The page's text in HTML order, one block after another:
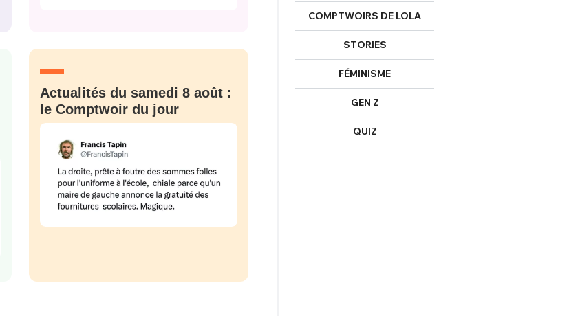
Actualités du samedi 8 août :
le Comptwoir du jour
COMPTWOIRS DE LOLA
STORIES
FÉMINISME
GEN Z
QUIZ